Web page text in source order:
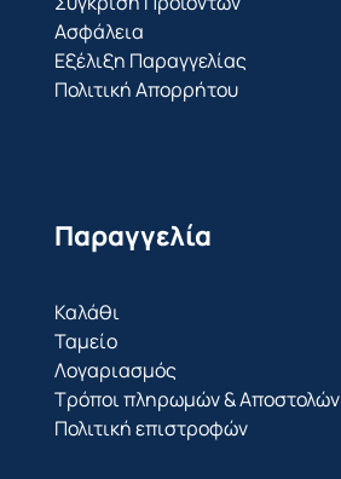
Ασφάλεια
Εξέλιξη Παραγγελίας
Πολιτική Απορρήτου
Παραγγελία
Καλάθι
Ταμείο
Λογαριασμός
Τρόποι πληρωμών & Αποστολών
Πολιτική επιστροφών